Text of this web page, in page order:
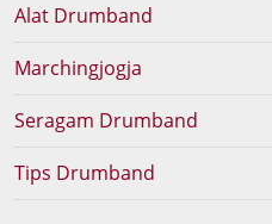
Alat Drumband
Marchingjogja
Seragam Drumband
Tips Drumband